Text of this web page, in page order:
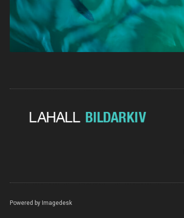
Powered by Imagedesk